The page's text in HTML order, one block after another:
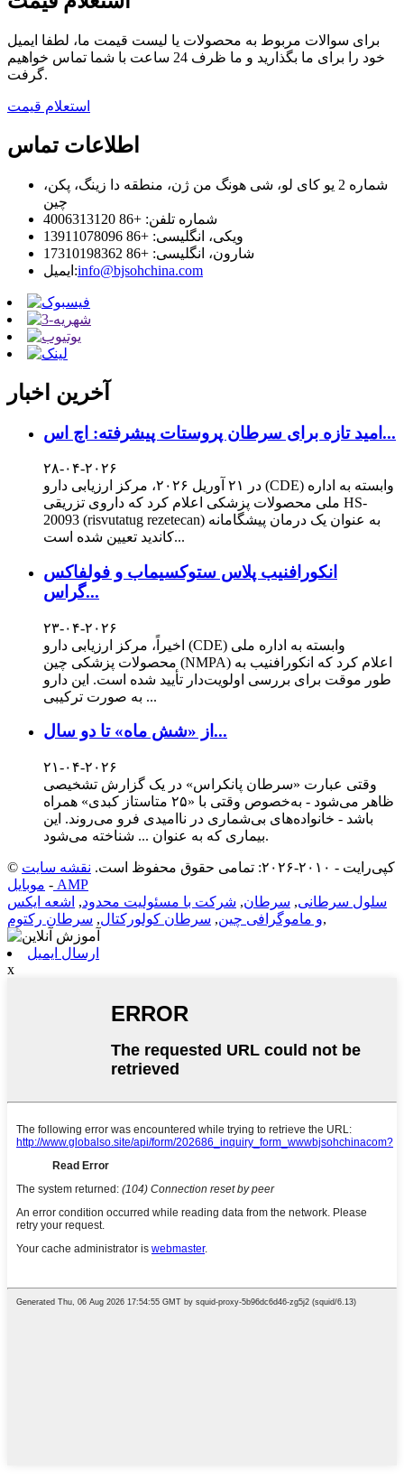
برای سوالات مربوط به محصولات یا لیست قیمت ما، لطفا ایمیل
خود را برای ما بگذارید و ما ظرف 24 ساعت با شما تماس خواهیم
گرفت.
استعلام قیمت
اطلاعات تماس
شماره 2 یو کای لو، شی هونگ من ژن، منطقه دا زینگ، پکن،
چین
شماره تلفن: +86 4006313120
ویکی، انگلیسی: +86 13911078096
شارون، انگلیسی: +86 17310198362
ایمیل:info@bjsohchina.com
آخرین اخبار
امید تازه برای سرطان پروستات پیشرفته: اچ اس...
۲۸-۰۴-۲۰۲۶
در ۲۱ آوریل ۲۰۲۶، مرکز ارزیابی دارو (CDE) وابسته به اداره
ملی محصولات پزشکی اعلام کرد که داروی تزریقی HS-
20093 (risvutatug rezetecan) به عنوان یک درمان پیشگامانه
کاندید تعیین شده است...
انکورافنیب پلاس ستوکسیماب و فولفاکس
گراس...
۲۳-۰۴-۲۰۲۶
اخیراً، مرکز ارزیابی دارو (CDE) وابسته به اداره ملی
محصولات پزشکی چین (NMPA) اعلام کرد که انکورافنیب به
طور موقت برای بررسی اولویت‌دار تأیید شده است. این دارو
به صورت ترکیبی ...
از «شش ماه» تا دو سال...
۲۱-۰۴-۲۰۲۶
وقتی عبارت «سرطان پانکراس» در یک گزارش تشخیصی
ظاهر می‌شود - به‌خصوص وقتی با «۲۵ متاستاز کبدی» همراه
باشد - خانواده‌های بی‌شماری در ناامیدی فرو می‌روند. این
بیماری که به عنوان ... شناخته می‌شود.
© کپی‌رایت - ۲۰۱۰-۲۰۲۶: تمامی حقوق محفوظ است.
نقشه سایت
- موبایل AMP
سلول سرطانی, سرطان, شرکت با مسئولیت محدود, اشعه ایکس
و ماموگرافی چین, سرطان کولورکتال, سرطان رکتوم ,
ارسال ایمیل
x